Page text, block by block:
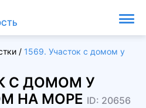
/ 1569. Участок с домом у
С ДОМОМ У
НА МОРЕ ID: 20656